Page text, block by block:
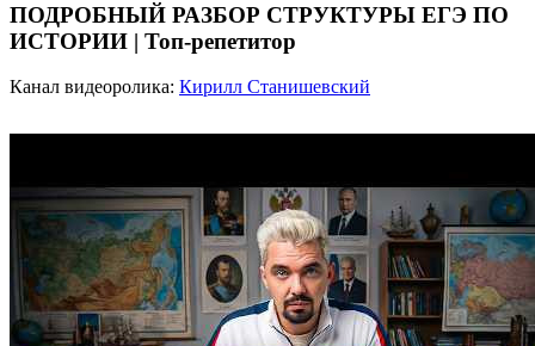
ПОДРОБНЫЙ РАЗБОР СТРУКТУРЫ ЕГЭ ПО
ИСТОРИИ | Топ-репетитор
Канал видеоролика: Кирилл Станишевский